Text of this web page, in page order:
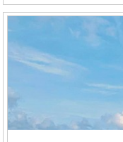
có khá nhiều thắng cảnh
trên những bãi biển cát trắng
Lạn 3 ngày 2 đêm Dịp Lễ
Quan Lạn xinh đẹp với
Sơn Hào, Quan Lạn sẽ
Lạn quý khách còn được
vùng biển xa, thăm quan